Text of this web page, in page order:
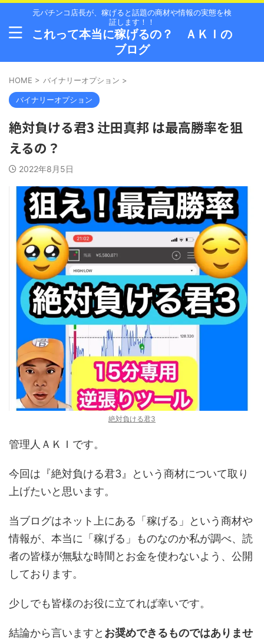
元パチンコ店長が、稼げると話題の商材や情報の実態を検
証します！！
これって本当に稼げるの？ ＡＫＩの
ブログ
HOME > バイナリーオプション >
バイナリーオプション
絶対負ける君3 辻田真邦 は最高勝率を狙
えるの？
2022年8月5日
絶対負ける君3
管理人ＡＫＩです。
今回は『絶対負ける君3』という商材について取り
上げたいと思います。
当ブログはネット上にある「稼げる」という商材や
情報が、本当に「稼げる」ものなのか私が調べ、読
者の皆様が無駄な時間とお金を使わないよう、公開
しております。
少しでも皆様のお役に立てれば幸いです。
結論から言いますと お奨めできるものではありませ